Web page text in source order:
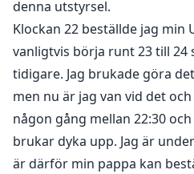
Borta, och jag har ingen
kommer att se honom igen...
Några nätter efter
träffade Sir, gick jag med min
välkomstfest för en av hans
till Stockholm. Sedan min
jag alltid min pappas plus en,
denna utstyrsel.
Klockan 22 beställde jag min
vanligtvis börja runt 23 till 24
tidigare. Jag brukade göra
men nu är jag van vid det
någon gång mellan 22:30
brukar dyka upp. Jag är
är därför min pappa kan